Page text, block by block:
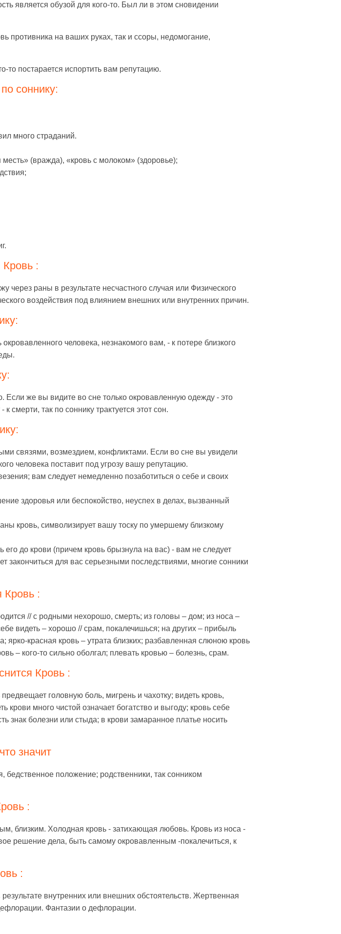
является обузой для кого-то. Был ли в этом сновидении
противника на ваших руках, так и ссоры, недомогание,
то постарается испортить вам репутацию.
соннику:
много страданий.
(вражда), «кровь с молоком» (здоровье);
Кровь :
через раны в результате несчастного случая или Физического
воздействия под влиянием внешних или внутренних причин.
человека, незнакомого вам, - к потере близкого
же вы видите во сне только окровавленную одежду - это
так по соннику трактуется этот сон.
связями, возмездием, конфликтами. Если во сне вы увидели
человека поставит под угрозу вашу репутацию.
вам следует немедленно позаботиться о себе и своих
здоровья или беспокойство, неуспех в делах, вызванный
кровь, символизирует вашу тоску по умершему близкому
до крови (причем кровь брызнула на вас) - вам не следует
для вас серьезными последствиями, многие сонники
Кровь :
// с родными нехорошо, смерть; из головы – дом; из носа –
видеть – хорошо // срам, покалечишься; на других – прибыль
ярко-красная кровь – утрата близких; разбавленная слюною кровь
– кого-то сильно оболгал; плевать кровью – болезнь, срам.
Кровь :
головную боль, мигрень и чахотку; видеть кровь,
много чистой означает богатство и выгоду; кровь себе
знак болезни или стыда; в крови замаранное платье носить
значит
бедственное положение; родственники, так сонником
:
близким. Холодная кровь - затихающая любовь. Кровь из носа -
решение дела, быть самому окровавленным -покалечиться, к
:
внутренних или внешних обстоятельств. Жертвенная
Фантазии о дефлорации.